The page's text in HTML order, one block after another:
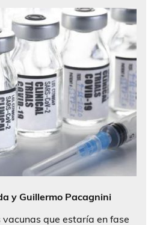
y Guillermo Pacagnini
vacunas que estaría en fase